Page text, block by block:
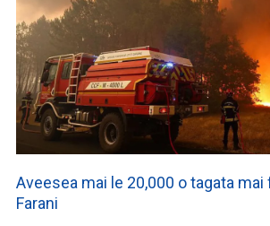
Aveesea mai le 20,000 o tagata mai
Farani